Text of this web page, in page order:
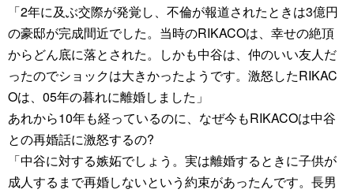
「2年に及ぶ交際が発覚し、不倫が報道されたときは3億円
の豪邸が完成間近でした。当時のRIKACOは、幸せの絶頂
からどん底に落とされた。しかも中谷は、仲のいい友人だ
ったのでショックは大きかったようです。激怒したRIKAC
Oは、05年の暮れに離婚しました」
あれから10年も経っているのに、なぜ今もRIKACOは中谷
との再婚話に激怒するの?
「中谷に対する嫉妬でしょう。実は離婚するときに子供が
成人するまで再婚しないという約束があったんです。長男